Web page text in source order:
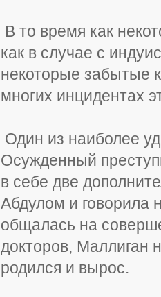
В то время как
как в случае с
некоторые забытые
многих инцидентах
Один из наиболее
Осужденный
в себе две
Абдулом и говорила
общалась на
докторов, Маллиган
родился и вырос.